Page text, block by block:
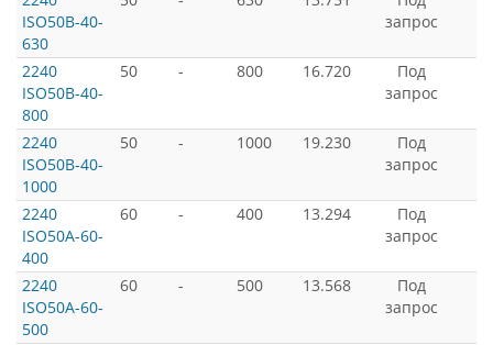
ISO50B-40-
630
запрос
2240
ISO50B-40-
800
50 - 800 16.720
Под
запрос
2240
ISO50B-40-
1000
50 - 1000 19.230
Под
запрос
2240
ISO50A-60-
400
60 - 400 13.294
Под
запрос
2240
ISO50A-60-
500
60 - 500 13.568
Под
запрос